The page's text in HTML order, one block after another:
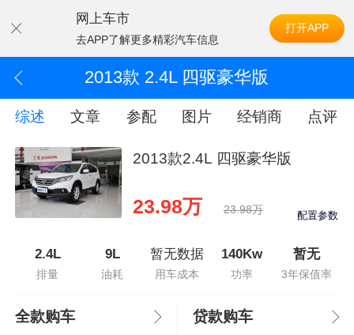
网上车市
去APP了解更多精彩汽车信息
打开APP
2013款 2.4L 四驱豪华版
综述 文章 参配 图片 经销商 点评
2013款2.4L 四驱豪华版
23.98万 23.98万 配置参数
2.4L
排量
9L
油耗
暂无数据
用车成本
140Kw
功率
暂无
3年保值率
全款购车 贷款购车